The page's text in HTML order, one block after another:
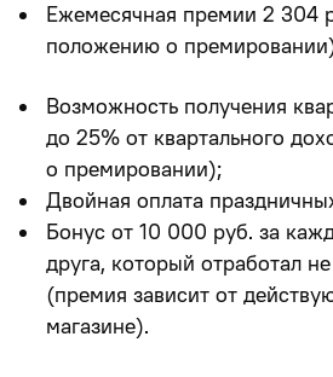
Ежемесячная премии 2 304
положению о
Возможность получения
до 25% от квартального
о премировании);
Двойная оплата
Бонус от 10 000 руб. за
друга, который отработал
(премия зависит от
магазине).